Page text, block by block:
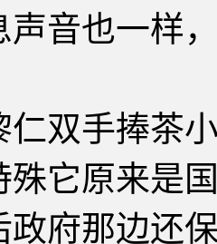
声音也一样
手捧茶小
殊它原来是
政府那边还